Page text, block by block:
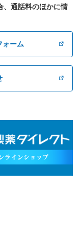
、通話料のほかに情
ォーム